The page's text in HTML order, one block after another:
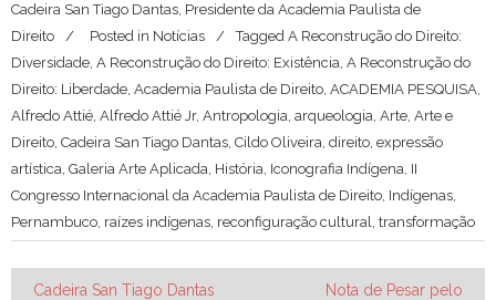
Cadeira San Tiago Dantas, Presidente da Academia Paulista de
Direito
Posted in Notícias Tagged A Reconstrução do Direito:
Diversidade, A Reconstrução do Direito: Existência, A Reconstrução do
Direito: Liberdade, Academia Paulista de Direito, ACADEMIA PESQUISA,
Alfredo Attié, Alfredo Attié Jr, Antropologia, arqueologia, Arte, Arte e
Direito, Cadeira San Tiago Dantas, Cildo Oliveira, direito, expressão
artística, Galeria Arte Aplicada, História, Iconografia Indígena, II
Congresso Internacional da Academia Paulista de Direito, Indígenas,
Pernambuco, raízes indígenas, reconfiguração cultural, transformação
Navegação
Cadeira San Tiago Dantas
Nota de Pesar pelo